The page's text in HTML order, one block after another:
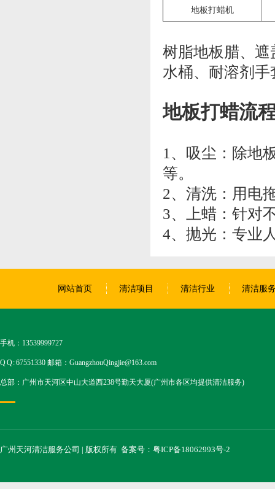
地板打蜡机
树脂地板腊、
水桶、耐溶剂
地板打蜡流
1、吸尘：除地
等。
2、清洗：用电
3、上蜡：针对
4、抛光：专业
网站首页 清洁项目 清洁行业 清洁服
手机：13539999727
Q Q : 67551330 邮箱：GuangzhouQingjie@163.com
总部：广州市天河区中山大道西238号勤天大厦(广州市各区均提供清洁服务)
广州天河清洁服务公司 | 版权所有 备案号：粤ICP备18062993号-2